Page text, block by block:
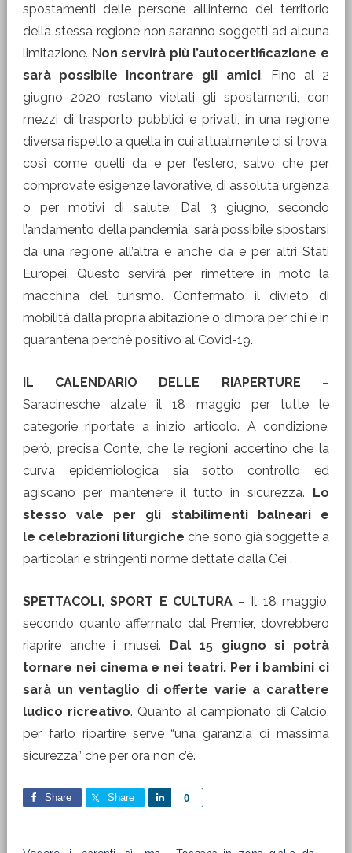
spostamenti delle persone all’interno del territorio
della stessa regione non saranno soggetti ad alcuna
limitazione. Non servirà più l’autocertificazione e
sarà possibile incontrare gli amici. Fino al 2
giugno 2020 restano vietati gli spostamenti, con
mezzi di trasporto pubblici e privati, in una regione
diversa rispetto a quella in cui attualmente ci si trova,
così come quelli da e per l’estero, salvo che per
comprovate esigenze lavorative, di assoluta urgenza
o per motivi di salute. Dal 3 giugno, secondo
l’andamento della pandemia, sarà possibile spostarsi
da una regione all’altra e anche da e per altri Stati
Europei. Questo servirà per rimettere in moto la
macchina del turismo. Confermato il divieto di
mobilità dalla propria abitazione o dimora per chi è in
quarantena perchè positivo al Covid-19.
IL CALENDARIO DELLE RIAPERTURE –
Saracinesche alzate il 18 maggio per tutte le
categorie riportate a inizio articolo. A condizione,
però, precisa Conte, che le regioni accertino che la
curva epidemiologica sia sotto controllo ed
agiscano per mantenere il tutto in sicurezza. Lo
stesso vale per gli stabilimenti balneari e
le celebrazioni liturgiche che sono già soggette a
particolari e stringenti norme dettate dalla Cei .
SPETTACOLI, SPORT E CULTURA– Il 18 maggio,
secondo quanto affermato dal Premier, dovrebbero
riaprire anche i musei. Dal 15 giugno si potrà
tornare nei cinema e nei teatri. Per i bambini ci
sarà un ventaglio di offerte varie a carattere
ludico ricreativo. Quanto al campionato di Calcio,
per farlo ripartire serve “una garanzia di massima
sicurezza” che per ora non c’è.
Share Share 0
Share